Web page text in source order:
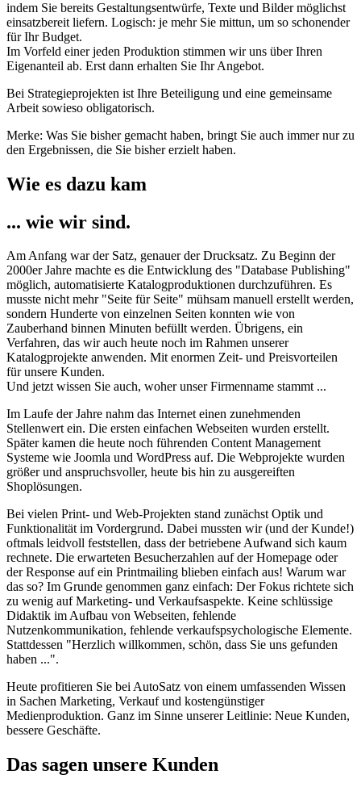
indem Sie bereits Gestaltungsentwürfe, Texte und Bilder möglichst
einsatzbereit liefern. Logisch: je mehr Sie mittun, um so schonender
für Ihr Budget.
Im Vorfeld einer jeden Produktion stimmen wir uns über Ihren
Eigenanteil ab. Erst dann erhalten Sie Ihr Angebot.
Bei Strategieprojekten ist Ihre Beteiligung und eine gemeinsame
Arbeit sowieso obligatorisch.
Merke: Was Sie bisher gemacht haben, bringt Sie auch immer nur zu
den Ergebnissen, die Sie bisher erzielt haben.
Wie es dazu kam
... wie wir sind.
Am Anfang war der Satz, genauer der Drucksatz. Zu Beginn der
2000er Jahre machte es die Entwicklung des "Database Publishing"
möglich, automatisierte Katalogproduktionen durchzuführen. Es
musste nicht mehr "Seite für Seite" mühsam manuell erstellt werden,
sondern Hunderte von einzelnen Seiten konnten wie von
Zauberhand binnen Minuten befüllt werden. Übrigens, ein
Verfahren, das wir auch heute noch im Rahmen unserer
Katalogprojekte anwenden. Mit enormen Zeit- und Preisvorteilen
für unsere Kunden.
Und jetzt wissen Sie auch, woher unser Firmenname stammt ...
Im Laufe der Jahre nahm das Internet einen zunehmenden
Stellenwert ein. Die ersten einfachen Webseiten wurden erstellt.
Später kamen die heute noch führenden Content Management
Systeme wie Joomla und WordPress auf. Die Webprojekte wurden
größer und anspruchsvoller, heute bis hin zu ausgereiften
Shoplösungen.
Bei vielen Print- und Web-Projekten stand zunächst Optik und
Funktionalität im Vordergrund. Dabei mussten wir (und der Kunde!)
oftmals leidvoll feststellen, dass der betriebene Aufwand sich kaum
rechnete. Die erwarteten Besucherzahlen auf der Homepage oder
der Response auf ein Printmailing blieben einfach aus! Warum war
das so? Im Grunde genommen ganz einfach: Der Fokus richtete sich
zu wenig auf Marketing- und Verkaufsaspekte. Keine schlüssige
Didaktik im Aufbau von Webseiten, fehlende
Nutzenkommunikation, fehlende verkaufspsychologische Elemente.
Stattdessen "Herzlich willkommen, schön, dass Sie uns gefunden
haben ...".
Heute profitieren Sie bei AutoSatz von einem umfassenden Wissen
in Sachen Marketing, Verkauf und kostengünstiger
Medienproduktion. Ganz im Sinne unserer Leitlinie: Neue Kunden,
bessere Geschäfte.
Das sagen unsere Kunden